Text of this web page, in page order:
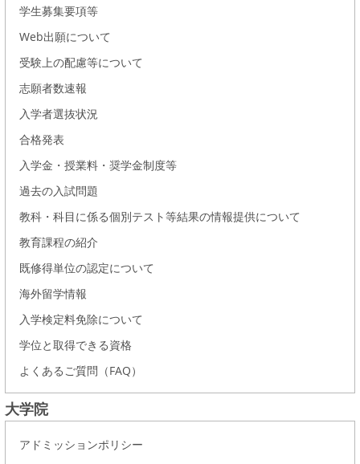
学生募集要項等
Web出願について
受験上の配慮等について
志願者数速報
入学者選抜状況
合格発表
入学金・授業料・奨学金制度等
過去の入試問題
教科・科目に係る個別テスト等結果の情報提供について
教育課程の紹介
既修得単位の認定について
海外留学情報
入学検定料免除について
学位と取得できる資格
よくあるご質問（FAQ）
大学院
アドミッションポリシー